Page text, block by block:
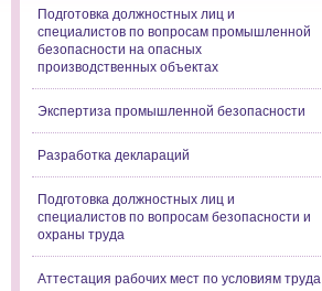
Подготовка должностных лиц и
специалистов по вопросам промышленной
безопасности на опасных
производственных объектах
Экспертиза промышленной безопасности
Разработка деклараций
Подготовка должностных лиц и
специалистов по вопросам безопасности и
охраны труда
Аттестация рабочих мест по условиям труда